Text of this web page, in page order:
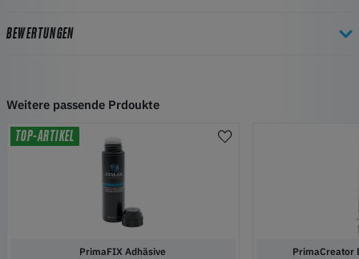
BEWERTUNGEN
Weitere passende Prdoukte
TOP-ARTIKEL
PrimaFIX Adhäsive PrimaCreator